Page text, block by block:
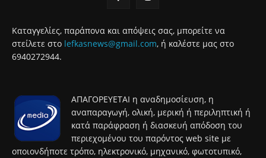
Καταγγελίες, παράπονα και απόψεις σας, μπορείτε να
στείλετε στο lefkasnews@gmail.com, ή καλέστε μας στο
6940272944.
ΑΠΑΓΟΡΕΥΕΤΑΙ η αναδημοσίευση, η
αναπαραγωγή, ολική, μερική ή περιληπτική ή
κατά παράφραση ή διασκευή απόδοση του
περιεχομένου του παρόντος web site με
οποιονδήποτε τρόπο, ηλεκτρονικό, μηχανικό, φωτοτυπικό,